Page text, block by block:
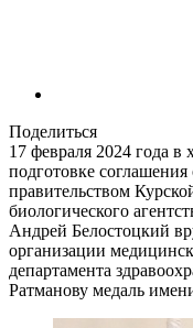
Поделиться
17 февраля 2024 года в
подготовке
правительством
биологического
Андрей Белостоцкий
организации
департамента
Ратманову медаль